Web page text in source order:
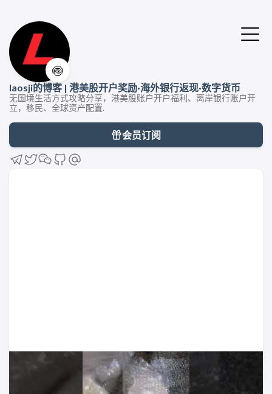
🍥
laosji的博客 | 港美股开户奖励·海外银行返现·数字货币
无国境生活方式攻略分享，港美股账户开户福利、离岸银行账户开
立，移民、全球资产配置.
会员订阅